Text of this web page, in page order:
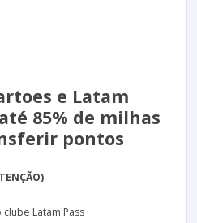
e Latam
85% de milhas
pontos
Latam Pass